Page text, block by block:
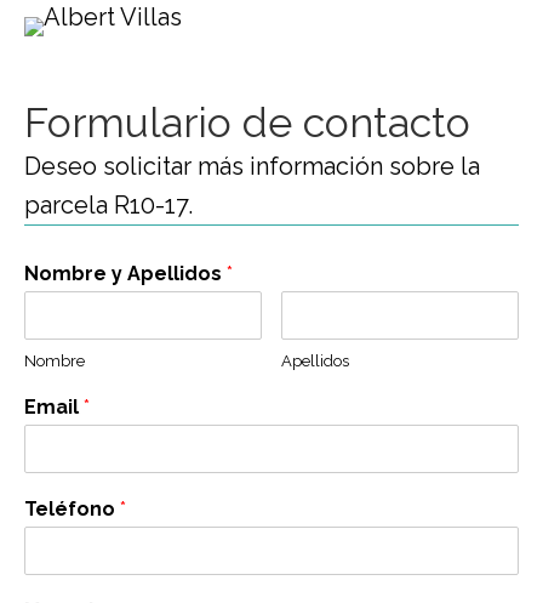
Formulario de contacto
Deseo solicitar más información sobre la
parcela R10-17.
Nombre y Apellidos *
Nombre Apellidos
Email *
Teléfono *